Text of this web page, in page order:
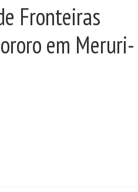
Fronteiras
em Meruri-